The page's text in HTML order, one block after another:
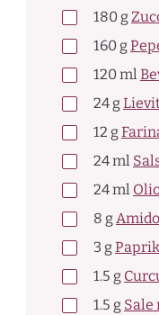
180 g
160 g
120ml
24 g
12 g
24ml
24ml
8 g
3 g
1.5 g
1.5 g Sale